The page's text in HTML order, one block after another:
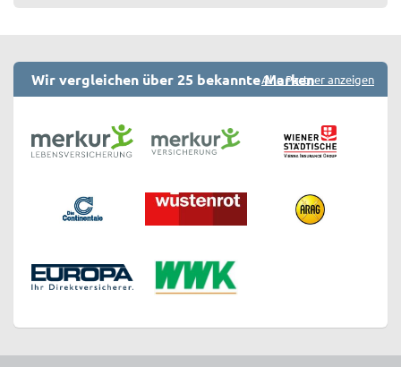
Wir vergleichen über 25 bekannte MarkenAlle Partner anzeigen